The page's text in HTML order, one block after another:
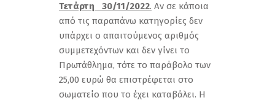
Τετάρτη 30/11/2022. Αν σε κάποια
από τις παραπάνω κατηγορίες δεν
υπάρχει ο απαιτούμενος αριθμός
συμμετεχόντων και δεν γίνει το
Πρωτάθλημα, τότε το παράβολο των
25,00 ευρώ θα επιστρέφεται στο
σωματείο που το έχει καταβάλει. Η